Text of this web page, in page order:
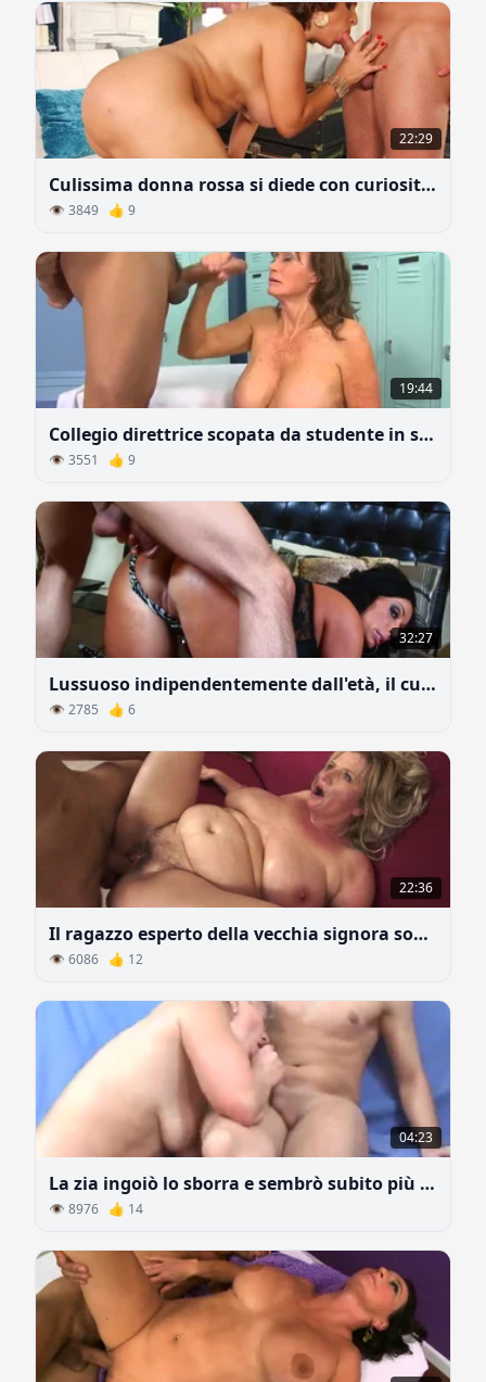
22:29
Culissima donna rossa si diede con curiosità del ragazzo più giovane
👁 3849 👍 9
19:44
Collegio direttrice scopata da studente in spogliatoio
👁 3551 👍 9
32:27
Lussuoso indipendentemente dall'età, il culo prende un cazzo
👁 2785 👍 6
22:36
Il ragazzo esperto della vecchia signora soddisfa un'altra donna
👁 6086 👍 12
04:23
La zia ingoiò lo sborra e sembrò subito più giovane
👁 8976 👍 14